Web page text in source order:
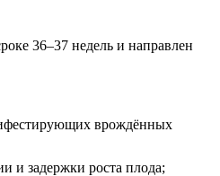
36–37 недель и направлен
врождённых
и задержки роста плода;